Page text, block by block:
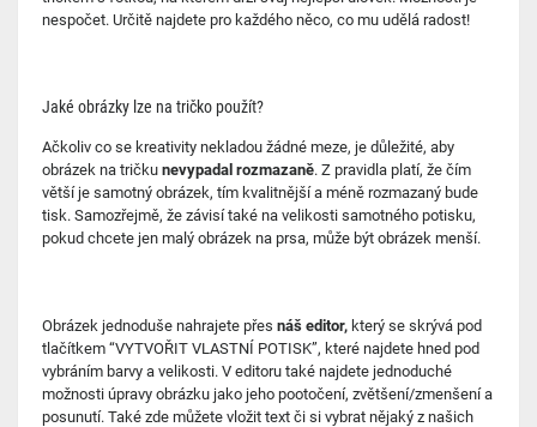
nespočet. Určitě najdete pro každého něco, co mu udělá radost!
Jaké obrázky lze na tričko použít?
Ačkoliv co se kreativity nekladou žádné meze, je důležité, aby
obrázek na tričku nevypadal rozmazaně. Z pravidla platí, že čím
větší je samotný obrázek, tím kvalitnější a méně rozmazaný bude
tisk. Samozřejmě, že závisí také na velikosti samotného potisku,
pokud chcete jen malý obrázek na prsa, může být obrázek menší.
Obrázek jednoduše nahrajete přes náš editor, který se skrývá pod
tlačítkem “VYTVOŘIT VLASTNÍ POTISK”, které najdete hned pod
vybráním barvy a velikosti. V editoru také najdete jednoduché
možnosti úpravy obrázku jako jeho pootočení, zvětšení/zmenšení a
posunutí. Také zde můžete vložit text či si vybrat nějaký z našich